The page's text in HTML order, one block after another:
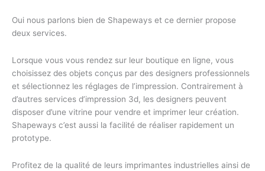
Oui nous parlons bien de Shapeways et ce dernier propose
deux services.
Lorsque vous vous rendez sur leur boutique en ligne, vous
choisissez des objets conçus par des designers professionnels
et sélectionnez les réglages de l’impression. Contrairement à
d’autres services d’impression 3d, les designers peuvent
disposer d’une vitrine pour vendre et imprimer leur création.
Shapeways c’est aussi la facilité de réaliser rapidement un
prototype.
Profitez de la qualité de leurs imprimantes industrielles ainsi de